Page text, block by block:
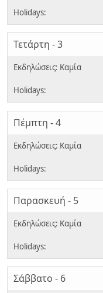
Τετάρτη - 3
Πέμπτη - 4
Παρασκευή - 5
Σάββατο - 6